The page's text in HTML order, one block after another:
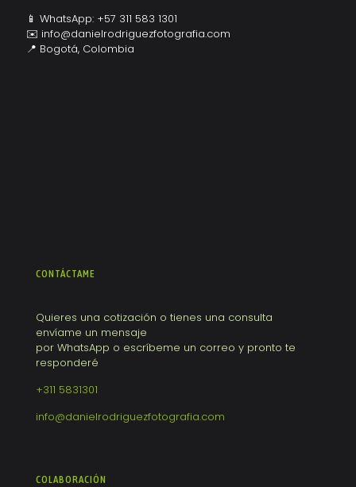
📱 WhatsApp: +57 311 583 1301
✉️ info@danielrodriguezfotografia.com
📍 Bogotá, Colombia
CONTÁCTAME
Quieres una cotización o tienes una consulta
envíame un mensaje
por WhatsApp o escríbeme un correo y pronto te
responderé
+311 5831301
info@danielrodriguezfotografia.com
COLABORACIÓN